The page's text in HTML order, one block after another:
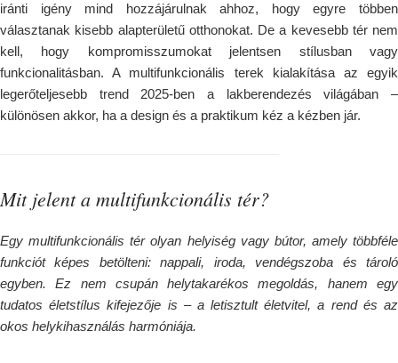
iránti igény mind hozzájárulnak ahhoz, hogy egyre többen
választanak kisebb alapterületű otthonokat. De a kevesebb tér nem
kell, hogy kompromisszumokat jelentsen stílusban vagy
funkcionalitásban. A multifunkcionális terek kialakítása az egyik
legerőteljesebb trend 2025-ben a lakberendezés világában –
különösen akkor, ha a design és a praktikum kéz a kézben jár.
Mit jelent a multifunkcionális tér?
Egy multifunkcionális tér olyan helyiség vagy bútor, amely többféle
funkciót képes betölteni: nappali, iroda, vendégszoba és tároló
egyben. Ez nem csupán helytakarékos megoldás, hanem egy
tudatos életstílus kifejezője is – a letisztult életvitel, a rend és az
okos helykihasználás harmóniája.